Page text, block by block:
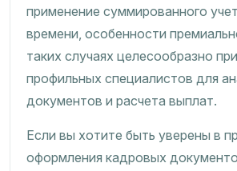
применение суммированного
времени, особенности
таких случаях целесообразно
профильных специалистов для
документов и расчета выплат.
Если вы хотите быть уверены в
оформления кадровых